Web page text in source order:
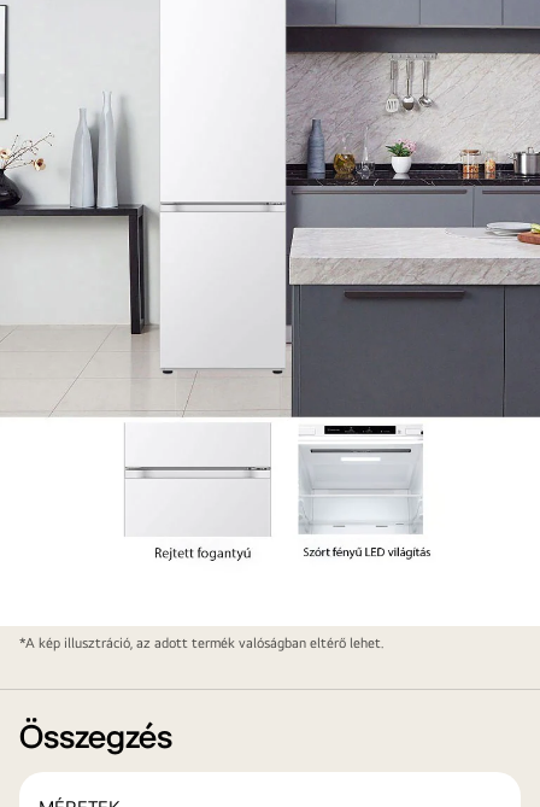
Elegáns
praktikus
minimalizmus
*A kép illusztráció, az adott termék valóságban eltérő lehet.
Összegzés